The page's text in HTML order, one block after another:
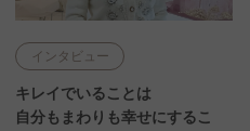
インタビュー
キレイでいることは
自分もまわりも幸せにするこ